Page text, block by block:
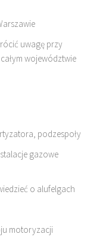
uwagę przy
województwie
podzespoły
gazowe
o alufelgach
motoryzacji